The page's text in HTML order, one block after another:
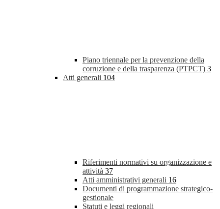
Piano triennale per la prevenzione della
corruzione e della trasparenza (PTPCT) 3
Atti generali 104
Riferimenti normativi su organizzazione e
attività 37
Atti amministrativi generali 16
Documenti di programmazione strategico-
gestionale
Statuti e leggi regionali